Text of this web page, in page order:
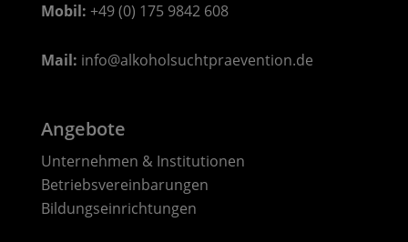
Mobil: +49 (0) 175 9842 608
Mail: info@alkoholsuchtpraevention.de
Angebote
Unternehmen & Institutionen
Betriebsvereinbarungen
Bildungseinrichtungen